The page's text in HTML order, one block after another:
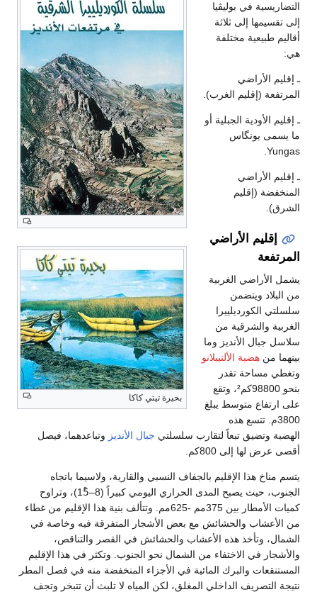
بحيرة تيتي كاكا
التضاريسية في بوليڤيا
إلى تقسيمها إلى ثلاثة
أقاليم طبيعية مختلفة
هي:
ـ إقليم الأراضي
المرتفعة (إقليم الغرب).
ـ إقليم الأودية الجبلية أو
ما يسمى يونگاس
Yungas.
ـ إقليم الأراضي
المنخفضة (إقليم
الشرق).
إقليم الأراضي
المرتفعة
يشمل الأراضي الغربية
من البلاد ويتضمن
سلسلتي الكورديلييرا
الغربية والشرقية من
سلاسل جبال الأنديز وما
بينهما منهضبة الألتيبلانو
وتغطي مساحة تقدر
بنحو 98800كم²، وتقع
على ارتفاع متوسط يبلغ
3800م. تتسع هذه
الهضبة وتضيق تبعاً لتقارب سلسلتي جبال الأنديزوتباعدهما، فيصل
أقصى عرض لها إلى 800كم.
يتسم مناخ هذا الإقليم بالجفاف النسبي والقارية، ولاسيما باتجاه
الجنوب، حيث يصبح المدى الحراري اليومي كبيراً (8–15ْ)، وتراوح
كميات الأمطار بين 375مم -625مم. وتتألف بنية هذا الإقليم من غطاء
من الأعشاب والحشائش مع بعض الأشجار المتفرقة فيه وخاصة في
الشمال، وتأخذ هذه الأعشاب والحشائش في القصر والتناقص،
والأشجار في الاختفاء من الشمال نحو الجنوب. وتكثر في هذا الإقليم
المستنقعات والبرك المائية في الأجزاء المنخفضة منه في فصل المطر
نتيجة التصريف الداخلي المغلق، لكن المياه لا تلبث أن تتبخر وتجف